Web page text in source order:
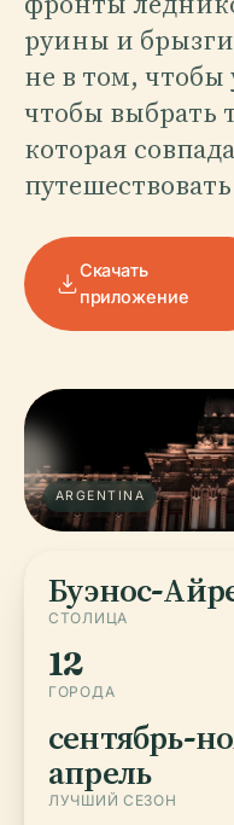
руины и
не в том, чтобы
чтобы выбрать
которая
Скачать
приложение
ARGENTINA
Буэнос-
СТОЛИЦА
12
ГОРОДА
сентябрь-
апрель
ЛУЧШИЙ СЕЗОН